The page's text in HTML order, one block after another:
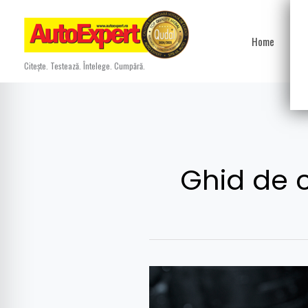
content
Citește. Testează. Întelege. Cumpără.
Home
Ghid de
Cum
citim